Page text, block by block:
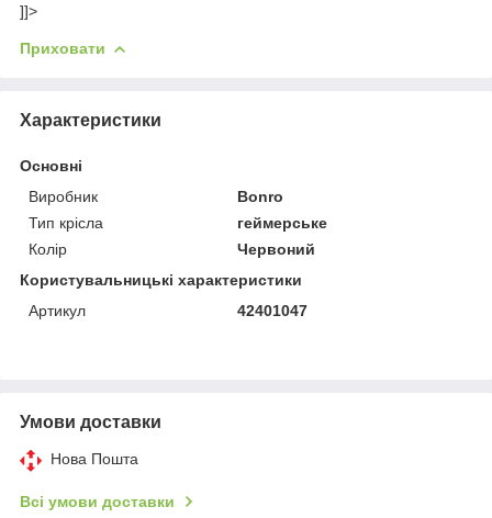
]]>
Приховати
Характеристики
Основні
Виробник
Bonro
Тип крісла
геймерське
Колір
Червоний
Користувальницькі характеристики
Артикул
42401047
Умови доставки
Нова Пошта
Всі умови доставки